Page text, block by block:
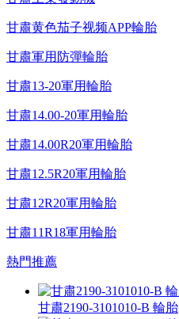
甘肅黄色茄子视频APP輪胎
甘肅軍用防彈輪胎
甘肅13-20軍用輪胎
甘肅14.00-20軍用輪胎
甘肅14.00R20軍用輪胎
甘肅12.5R20軍用輪胎
甘肅12R20軍用輪胎
甘肅11R18軍用輪胎
熱門推薦
甘肅2190-3101010-B 輪胎